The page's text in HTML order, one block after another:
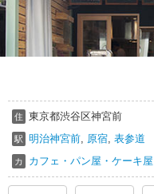
住 東京都渋谷区神宮前
駅 明治神宮前 原宿 表参道
カ カフェ・パン屋・ケーキ屋